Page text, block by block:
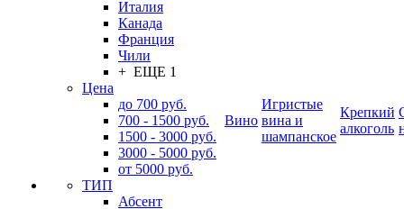
Италия
Канада
Франция
Чили
+ ЕЩЕ 1
Цена
до 700 руб.
700 - 1500 руб.
1500 - 3000 руб.
3000 - 5000 руб.
от 5000 руб.
ТИП
Абсент
Вино
Игристые
вина и
шампанское
Крепкий
алкоголь